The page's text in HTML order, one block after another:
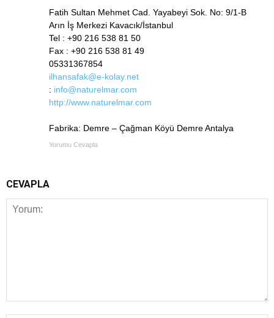
Fatih Sultan Mehmet Cad. Yayabeyi Sok. No: 9/1-B
Arın İş Merkezi Kavacık/İstanbul
Tel : +90 216 538 81 50
Fax : +90 216 538 81 49
05331367854
ilhansafak@e-kolay.net
: info@naturelmar.com
http://www.naturelmar.com
Fabrika: Demre – Çağman Köyü Demre Antalya
Yorumu Cevapla
CEVAPLA